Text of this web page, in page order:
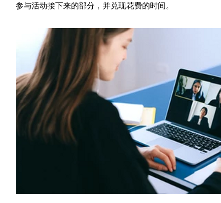
参与活动接下来的部分，并兑现花费的时间。